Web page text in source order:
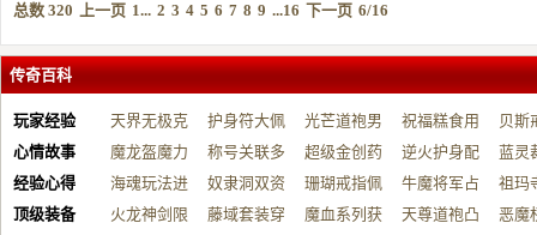
总数 320 上一页 1... 2 3 4 5 6 7 8 9 ...16 下一页 6/16
传奇百科
玩家经验
天界无极克
制…
护身符大佩
戴…
光芒道袍男
战…
祝福糕食用
帮…
贝斯
开…
心情故事
魔龙盔魔力
增…
称号关联多
元…
超级金创药
带…
逆火护身配
祝…
蓝灵
台…
经验心得
海魂玩法进
阶…
奴隶洞双资
源…
珊瑚戒指佩
戴…
牛魔将军占
占…
祖玛
动…
顶级装备
火龙神剑限
藤域套装穿
魔血系列获
天尊道袍凸
恶魔